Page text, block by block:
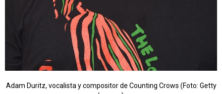
Adam Duritz, vocalista y compositor de Counting Crows (Foto: Getty